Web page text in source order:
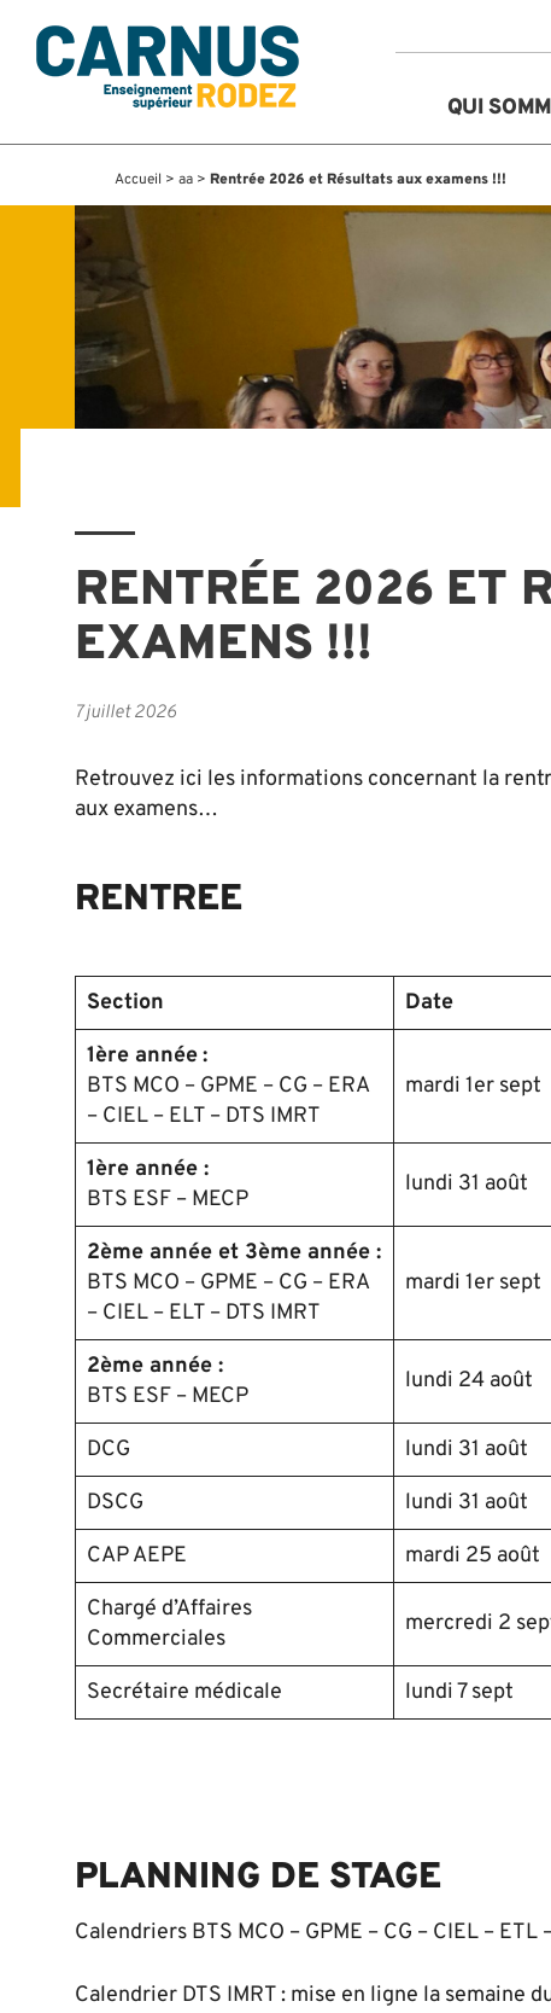
contenu
QUI
Accueil > aa > Rentrée 2026 et Résultats aux examens !!!
RENTRÉE 2026 ET
EXAMENS !!!
7 juillet 2026
Retrouvez ici les informations concernant la
aux examens…
RENTREE
Section Date
1ère année:
BTS MCO – GPME – CG – ERA
– CIEL – ELT – DTS IMRT
mardi 1er sept
1ère année :
BTS ESF – MECP
lundi 31 août
2ème année et 3ème année :
BTS MCO – GPME – CG – ERA
– CIEL – ELT – DTS IMRT
mardi 1er sept
2ème année :
BTS ESF – MECP
lundi 24 août
DCG lundi 31 août
DSCG
lundi 31 août
CAP AEPE
mardi 25 août
Chargé d’Affaires
Commerciales
mercredi 2
Secrétaire médicale lundi 7 sept
PLANNING DE STAGE
Calendriers BTS MCO – GPME – CG – CIEL –
Calendrier DTS IMRT : mise en ligne la semaine